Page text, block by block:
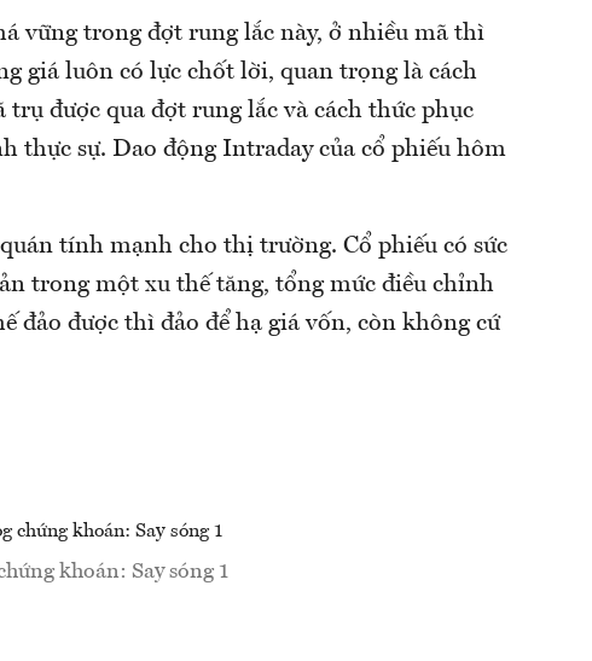
vững trong đợt rung lắc này, ở nhiều mã thì
giá luôn có lực chốt lời, quan trọng là cách
được qua đợt rung lắc và cách thức phục
thực sự. Dao động Intraday của cổ phiếu hôm
tính mạnh cho thị trường. Cổ phiếu có sức
trong một xu thế tăng, tổng mức điều chỉnh
đảo được thì đảo để hạ giá vốn, còn không cứ
khoán: Say sóng 1